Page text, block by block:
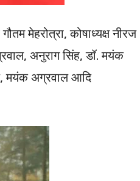
मेहरोत्रा, कोषाध्यक्ष नीरज
अनुराग सिंह, डॉ. मयंक
मयंक अग्रवाल आदि